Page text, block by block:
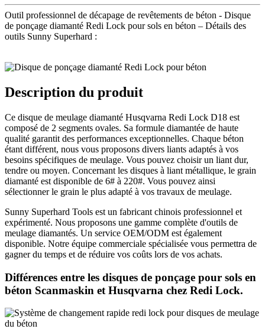
Outil professionnel de décapage de revêtements de béton - Disque
de ponçage diamanté Redi Lock pour sols en béton – Détails des
outils Sunny Superhard :
Description du produit
Ce disque de meulage diamanté Husqvarna Redi Lock D18 est
composé de 2 segments ovales. Sa formule diamantée de haute
qualité garantit des performances exceptionnelles. Chaque béton
étant différent, nous vous proposons divers liants adaptés à vos
besoins spécifiques de meulage. Vous pouvez choisir un liant dur,
tendre ou moyen. Concernant les disques à liant métallique, le grain
diamanté est disponible de 6# à 220#. Vous pouvez ainsi
sélectionner le grain le plus adapté à vos travaux de meulage.
Sunny Superhard Tools est un fabricant chinois professionnel et
expérimenté. Nous proposons une gamme complète d'outils de
meulage diamantés. Un service OEM/ODM est également
disponible. Notre équipe commerciale spécialisée vous permettra de
gagner du temps et de réduire vos coûts lors de vos achats.
Différences entre les disques de ponçage pour sols en
béton Scanmaskin et Husqvarna chez Redi Lock.